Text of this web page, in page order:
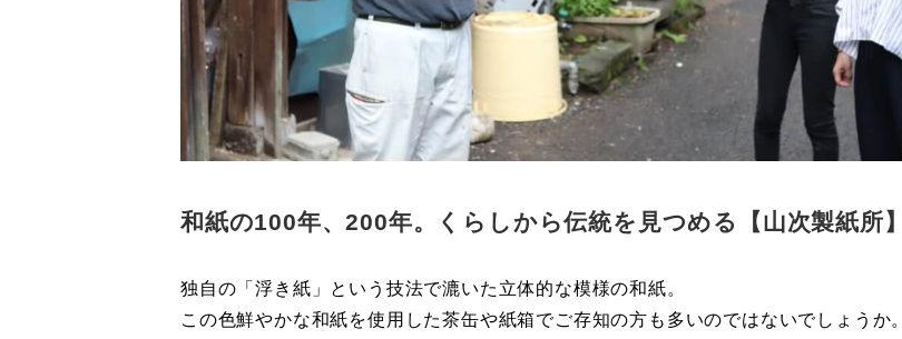
和紙の100年、200年。くらしから伝統を見つめる【山次製紙所】
独自の「浮き紙」という技法で漉いた立体的な模様の和紙。
この色鮮やかな和紙を使用した茶缶や紙箱でご存知の方も多いのではないでしょうか。